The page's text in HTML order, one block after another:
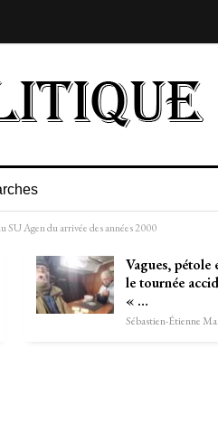
Agen du arrivée des années 2000
Vagues, pétole
le tournée
« …